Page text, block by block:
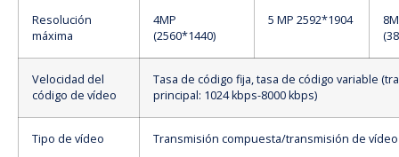
Resolución
máxima
4MP
(2560*1440)
5 MP 2592*1904
Velocidad del
código de vídeo
Tasa de código fija, tasa de código variable
principal: 1024 kbps-8000 kbps)
Tipo de vídeo Transmisión compuesta/transmisión de vídeo